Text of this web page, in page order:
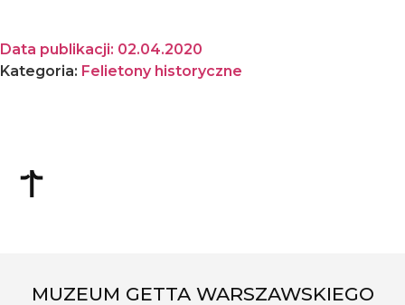
Data publikacji: 02.04.2020
Kategoria: Felietony historyczne
MUZEUM GETTA WARSZAWSKIEGO